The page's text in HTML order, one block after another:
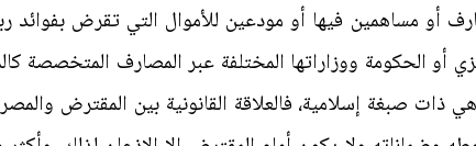
أو مساهمين فيها أو مودعين للأموال التي تقرض بفوائد
أو الحكومة ووزاراتها المختلفة عبر المصارف المتخصصة
ذات صبغة إسلامية، فالعلاقة القانونية بين المقترض